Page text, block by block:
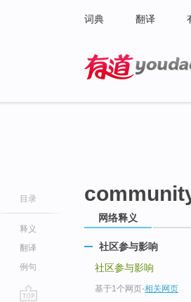
词典 翻译
目录
释义
翻译
例句
网络释义
社区参与影响
社区参与影响
基于1个网页-相关网页